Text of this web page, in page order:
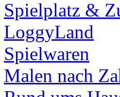
Spielplatz &
LoggyLand
Spielwaren
Malen nach